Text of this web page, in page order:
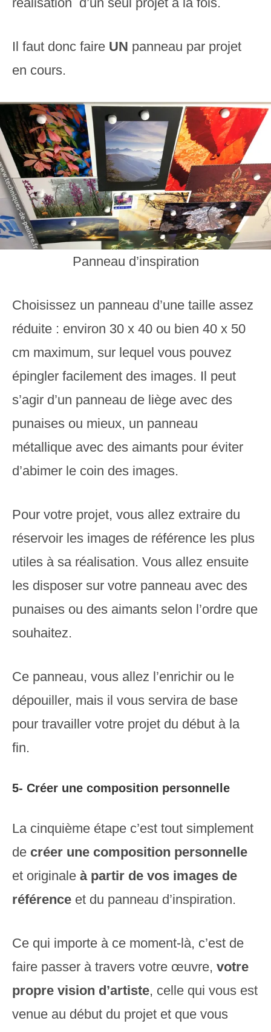
Il faut donc faire UN panneau par projet
en cours.
Panneau d’inspiration
Choisissez un panneau d’une taille assez
réduite : environ 30 x 40 ou bien 40 x 50
cm maximum, sur lequel vous pouvez
épingler facilement des images. Il peut
s’agir d’un panneau de liège avec des
punaises ou mieux, un panneau
métallique avec des aimants pour éviter
d’abimer le coin des images.
Pour votre projet, vous allez extraire du
réservoir les images de référence les plus
utiles à sa réalisation. Vous allez ensuite
les disposer sur votre panneau avec des
punaises ou des aimants selon l’ordre que
souhaitez.
Ce panneau, vous allez l’enrichir ou le
dépouiller, mais il vous servira de base
pour travailler votre projet du début à la
fin.
5- Créer une composition personnelle
La cinquième étape c’est tout simplement
de créer une composition personnelle
et originale à partir de vos images de
référence et du panneau d’inspiration.
Ce qui importe à ce moment-là, c’est de
faire passer à travers votre œuvre, votre
propre vision d’artiste, celle qui vous est
venue au début du projet et que vous